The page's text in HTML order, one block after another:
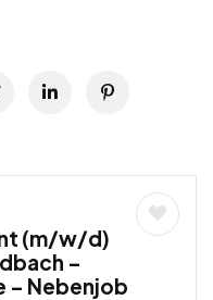
(m/w/d)
–
– Nebenjob